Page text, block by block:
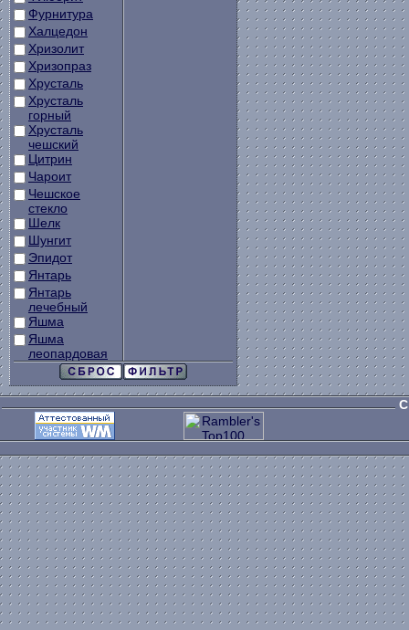
Фурнитура
Халцедон
Хризолит
Хризопраз
Хрусталь
Хрусталь
горный
Хрусталь
чешский
Цитрин
Чароит
Чешское
стекло
Шелк
Шунгит
Эпидот
Янтарь
Янтарь
лечебный
Яшма
Яшма
леопардовая